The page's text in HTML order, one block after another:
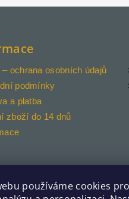
používáme cookies pro
ochrana osobních údajů
podmínky
a platba
zboží do 14 dnů